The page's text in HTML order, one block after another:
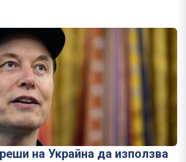
на Украйна да използва